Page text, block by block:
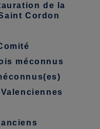
de la
Cordon
méconnus